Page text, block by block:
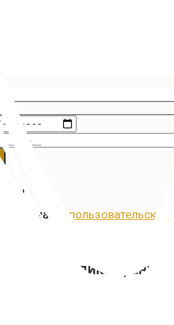
Артист Феликс Кранц